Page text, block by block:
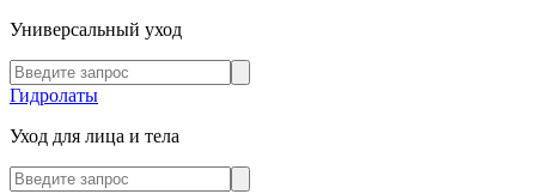
Универсальный уход
Гидролаты
Уход для лица и тела